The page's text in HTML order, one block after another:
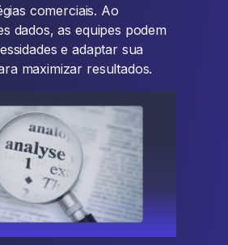
comerciais. Ao
dados, as equipes podem
e adaptar sua
maximizar resultados.